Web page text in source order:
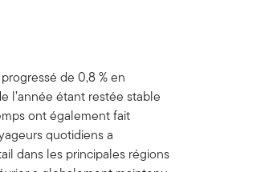
de 0,8 % en
l’année étant restée stable
ont également fait
quotidiens a
dans les principales régions